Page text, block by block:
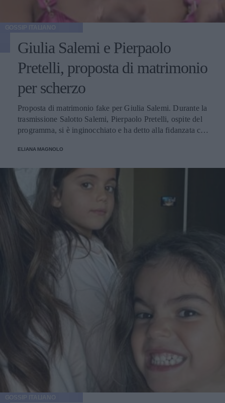
Giulia Salemi e Pierpaolo
Pretelli, proposta di matrimonio
per scherzo
Proposta di matrimonio fake per Giulia Salemi. Durante la
trasmissione Salotto Salemi, Pierpaolo Pretelli, ospite del
programma, si è inginocchiato e ha detto alla fidanzata che
cena con lui!
ELIANA MAGNOLO